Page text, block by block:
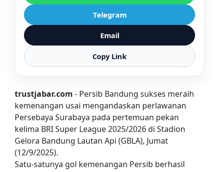
Telegram
Email
Copy Link
trustjabar.com - Persib Bandung sukses meraih
kemenangan usai mengandaskan perlawanan
Persebaya Surabaya pada pertemuan pekan
kelima BRI Super League 2025/2026 di Stadion
Gelora Bandung Lautan Api (GBLA), Jumat
(12/9/2025).
Satu-satunya gol kemenangan Persib berhasil